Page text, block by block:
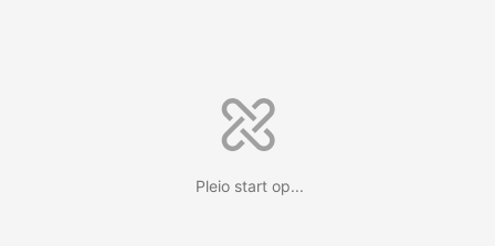
Pleio start op...